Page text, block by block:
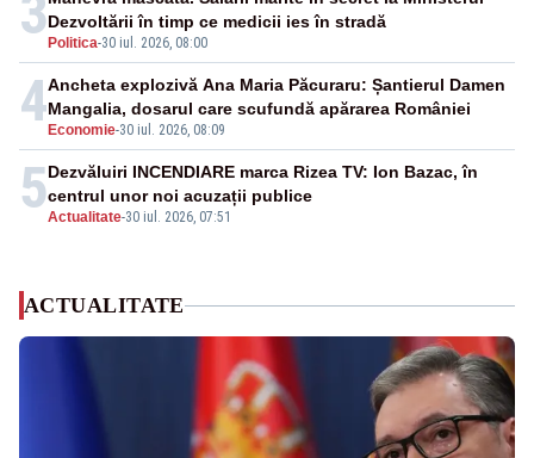
3 Politica-30 iul. 2026, 08:00
Dezvoltării în timp ce medicii ies în stradă
4 Economie-30 iul. 2026, 08:09
Ancheta explozivă Ana Maria Păcuraru: Șantierul Damen
Mangalia, dosarul care scufundă apărarea României
5Actualitate-30 iul. 2026, 07:51
Dezvăluiri INCENDIARE marca Rizea TV: Ion Bazac, în
centrul unor noi acuzații publice
ACTUALITATE